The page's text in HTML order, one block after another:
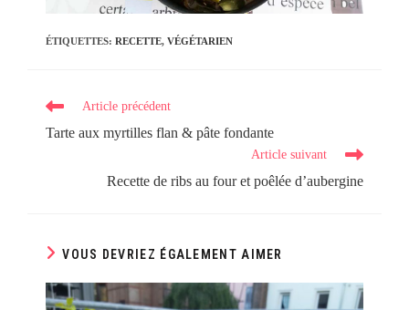
ÉTIQUETTES: RECETTE, VÉGÉTARIEN
Read
articles
Article précédent
Tarte aux myrtilles flan & pâte fondante
Article suivant
Recette de ribs au four et poêlée d’aubergine
VOUS DEVRIEZ ÉGALEMENT AIMER